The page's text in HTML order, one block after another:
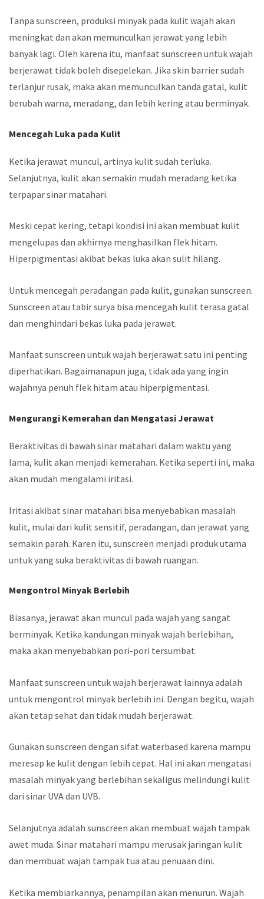
Tanpa sunscreen, produksi minyak pada kulit wajah akan
meningkat dan akan memunculkan jerawat yang lebih
banyak lagi. Oleh karena itu, manfaat sunscreen untuk wajah
berjerawat tidak boleh disepelekan. Jika skin barrier sudah
terlanjur rusak, maka akan memunculkan tanda gatal, kulit
berubah warna, meradang, dan lebih kering atau berminyak.
Mencegah Luka pada Kulit
Ketika jerawat muncul, artinya kulit sudah terluka.
Selanjutnya, kulit akan semakin mudah meradang ketika
terpapar sinar matahari.
Meski cepat kering, tetapi kondisi ini akan membuat kulit
mengelupas dan akhirnya menghasilkan flek hitam.
Hiperpigmentasi akibat bekas luka akan sulit hilang.
Untuk mencegah peradangan pada kulit, gunakan sunscreen.
Sunscreen atau tabir surya bisa mencegah kulit terasa gatal
dan menghindari bekas luka pada jerawat.
Manfaat sunscreen untuk wajah berjerawat satu ini penting
diperhatikan. Bagaimanapun juga, tidak ada yang ingin
wajahnya penuh flek hitam atau hiperpigmentasi.
Mengurangi Kemerahan dan Mengatasi Jerawat
Beraktivitas di bawah sinar matahari dalam waktu yang
lama, kulit akan menjadi kemerahan. Ketika seperti ini, maka
akan mudah mengalami iritasi.
Iritasi akibat sinar matahari bisa menyebabkan masalah
kulit, mulai dari kulit sensitif, peradangan, dan jerawat yang
semakin parah. Karen itu, sunscreen menjadi produk utama
untuk yang suka beraktivitas di bawah ruangan.
Mengontrol Minyak Berlebih
Biasanya, jerawat akan muncul pada wajah yang sangat
berminyak. Ketika kandungan minyak wajah berlebihan,
maka akan menyebabkan pori-pori tersumbat.
Manfaat sunscreen untuk wajah berjerawat lainnya adalah
untuk mengontrol minyak berlebih ini. Dengan begitu, wajah
akan tetap sehat dan tidak mudah berjerawat.
Gunakan sunscreen dengan sifat waterbased karena mampu
meresap ke kulit dengan lebih cepat. Hal ini akan mengatasi
masalah minyak yang berlebihan sekaligus melindungi kulit
dari sinar UVA dan UVB.
Selanjutnya adalah sunscreen akan membuat wajah tampak
awet muda. Sinar matahari mampu merusak jaringan kulit
dan membuat wajah tampak tua atau penuaan dini.
Ketika membiarkannya, penampilan akan menurun. Wajah